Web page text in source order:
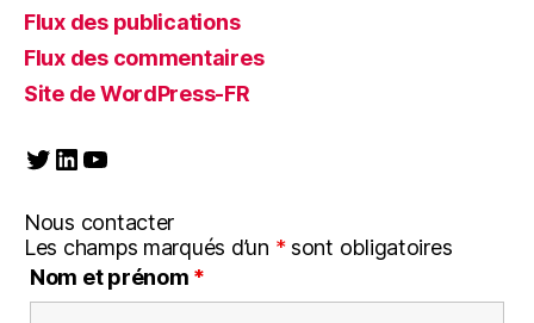
Flux des publications
Flux des commentaires
Site de WordPress-FR
Twitter
LinkedIn
YouTube
Nous contacter
Les champs marqués d’un *sont obligatoires
Nom et prénom *